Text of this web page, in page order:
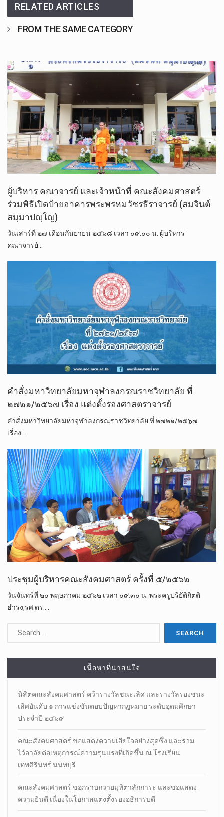
RELATED ARTICLES
FROM THE SAME CATEGORY
ผู้บริหาร​ คณาจารย์​ และ​เจ้า​หน้าที่​ คณะ​สังคม​ศาสตร์​
ร่วมพิธีเปิดป้ายอาคารพระพรหมวัชรธีราจารย์ (สมจินต์
สมฺมาปญฺโญ)
วันเสาร์ที่ ๒๗ เดือนกันยายน ๒๕๖๘ เวลา ๐๙.๐๐ น.​ ผู้บริหาร​
คณาจารย์​…
คำสั่งมหาวิทยาลัยมหาจุฬาลงกรณราชวิทยาลัย ที่
๒๗๒๑/๒๕๖๗ เรื่อง แต่งตั้งรองศาสตราจารย์
คำสั่งมหาวิทยาลัยมหาจุฬาลงกรณราชวิทยาลัย ที่ ๒๗๒๑/๒๕๖๗
เรื่อง…
ประชุมผู้บริหารคณะสังคมศาสตร์ ครั้งที่ ๕/๒๕๖๒
วัน​จันทร์​ที่ ๒๐ พฤษภาคม​ ๒๕๖๒ เวลา ๐๙.๓๐ น. พระครูปริยัติกิตติ
ธำรง,รศ.ดร.…
เนื้อหาที่น่าสนใจ
นิสิตคณะสังคมศาสตร์​ คว้ารางวัลชนะเลิศ และรางวัลรองชนะ
เลิศอันดับ ๑ การแข่งขันตอบปัญหากฏหมาย ระดับอุดมศึกษา
ประจำปี ๒๕๖๙
คณะสังคมศาสตร์ ขอแสดงความเสียใจอย่างสุดซึ่ง และร่วม
ไว้อาลัยต่อเหตุการณ์ความรุนแรงที่เกิดขึ้น ณ โรงเรียน
เทพศิรินทร์ นนทบุรี
คณะสังคมศาสตร์ ขอกราบถวายมุทิตาสักการะ และขอแสดง
ความยินดี เนื่องในโอกาสแต่งตั้งรองอธิการบดี